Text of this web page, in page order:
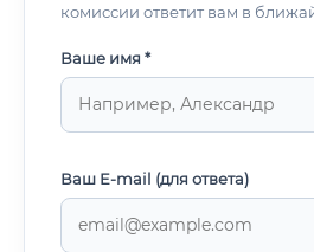
комиссии ответит вам в
Ваше имя *
Ваш E-mail (для ответа)